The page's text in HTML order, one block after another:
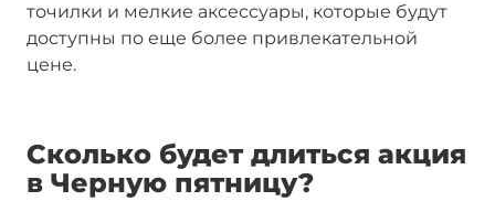
точилки и мелкие аксессуары, которые будут
доступны по еще более привлекательной
цене.
Сколько будет длиться акция
в Черную пятницу?